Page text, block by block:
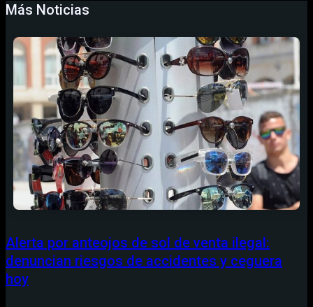
Más Noticias
Alerta por anteojos de sol de venta ilegal:
denuncian riesgos de accidentes y ceguera
hoy